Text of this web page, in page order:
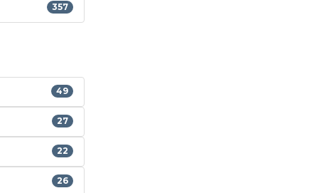
357
49
27
22
26